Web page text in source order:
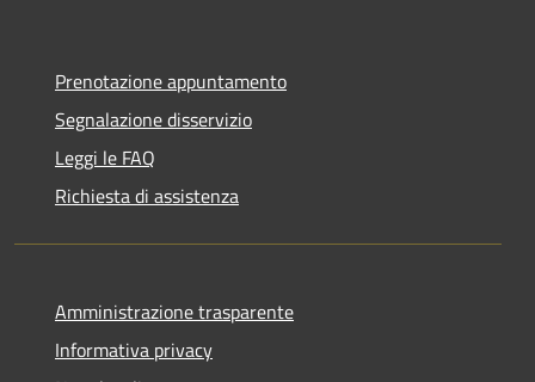
Prenotazione appuntamento
Segnalazione disservizio
Leggi le FAQ
Richiesta di assistenza
Amministrazione trasparente
Informativa privacy